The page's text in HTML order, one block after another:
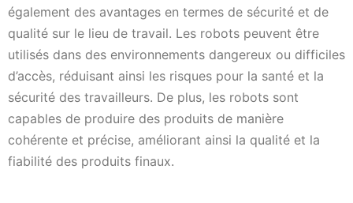
également des avantages en termes de sécurité et de
qualité sur le lieu de travail. Les robots peuvent être
utilisés dans des environnements dangereux ou difficiles
d’accès, réduisant ainsi les risques pour la santé et la
sécurité des travailleurs. De plus, les robots sont
capables de produire des produits de manière
cohérente et précise, améliorant ainsi la qualité et la
fiabilité des produits finaux.